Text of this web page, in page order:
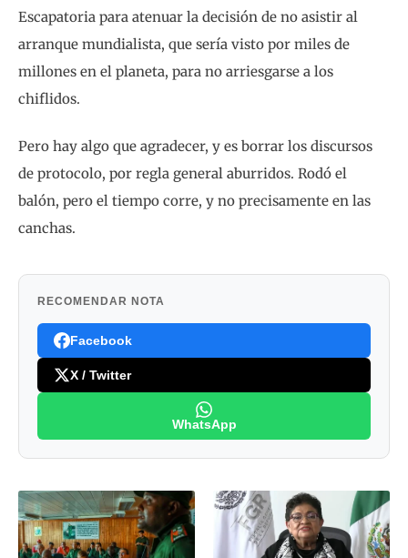
Escapatoria para atenuar la decisión de no asistir al
arranque mundialista, que sería visto por miles de
millones en el planeta, para no arriesgarse a los
chiflidos.
Pero hay algo que agradecer, y es borrar los discursos
de protocolo, por regla general aburridos. Rodó el
balón, pero el tiempo corre, y no precisamente en las
canchas.
RECOMENDAR NOTA
Facebook
X / Twitter
WhatsApp